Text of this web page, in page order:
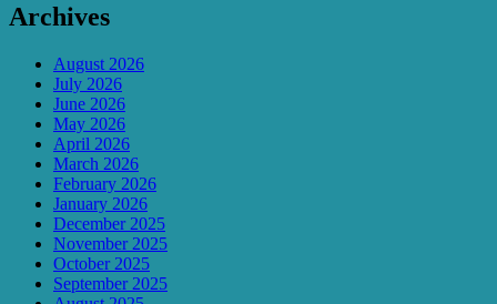
Archives
August 2026
July 2026
June 2026
May 2026
April 2026
March 2026
February 2026
January 2026
December 2025
November 2025
October 2025
September 2025